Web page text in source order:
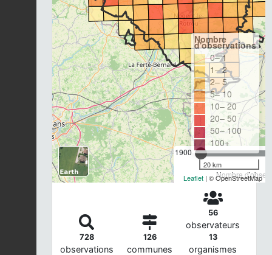
1900
Nombre
Nombre
d'observations
0– 1
1– 2
2– 5
5– 10
10– 20
20– 50
50– 100
100+
20 km
Leaflet | © OpenStreetMap
728
observations
126
communes
56
observateurs
13
organismes